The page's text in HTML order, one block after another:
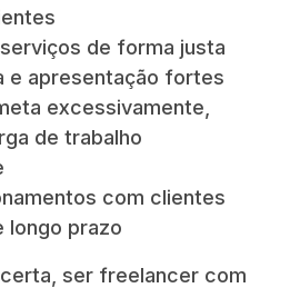
de forma justa
e apresentação fortes
excessivamente,
de trabalho
com clientes
longo prazo
ser freelancer com